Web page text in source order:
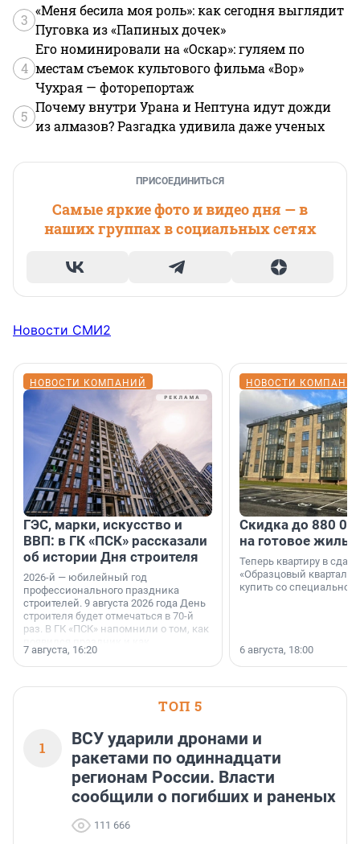
3
«Меня бесила моя роль»: как сегодня выглядит
Пуговка из «Папиных дочек»
4
Его номинировали на «Оскар»: гуляем по
местам съемок культового фильма «Вор»
Чухрая — фоторепортаж
5
Почему внутри Урана и Нептуна идут дожди
из алмазов? Разгадка удивила даже ученых
ПРИСОЕДИНИТЬСЯ
Самые яркие фото и видео дня — в
наших группах в социальных сетях
Новости СМИ2
НОВОСТИ КОМПАНИЙ
ГЭС, марки, искусство и
ВВП: в ГК «ПСК» рассказали
об истории Дня строителя
2026-й — юбилейный год
профессионального праздника
строителей. 9 августа 2026 года День
строителя будет отмечаться в 70-й
раз. В ГК «ПСК» напомнили о том, как
поменялась роль строительства.
7 августа, 16:20
НОВОСТИ
Скидка до 880
на готовое
Теперь квартиру в
«Образцовый квартал
купить со специальной
6 августа, 18:00
ТОП 5
1
ВСУ ударили дронами и
ракетами по одиннадцати
регионам России. Власти
сообщили о погибших и раненых
111 666